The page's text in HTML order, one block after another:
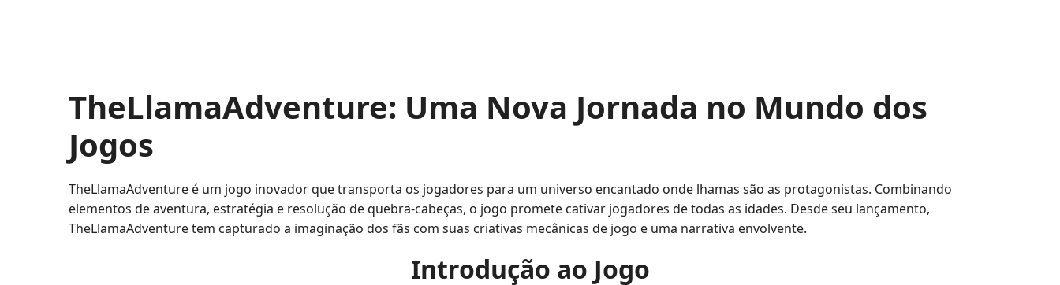
TheLlamaAdventure: Uma Nova Jornada no Mundo dos
Jogos
TheLlamaAdventure é um jogo inovador que transporta os jogadores para um universo encantado onde lhamas são as protagonistas. Combinando
elementos de aventura, estratégia e resolução de quebra-cabeças, o jogo promete cativar jogadores de todas as idades. Desde seu lançamento,
TheLlamaAdventure tem capturado a imaginação dos fãs com suas criativas mecânicas de jogo e uma narrativa envolvente.
Introdução ao Jogo